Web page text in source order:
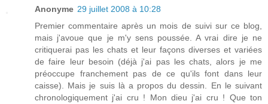
Anonyme 29 juillet 2008 à 10:28
Premier commentaire après un mois de suivi sur ce blog,
mais j'avoue que je m'y sens poussée. A vrai dire je ne
critiquerai pas les chats et leur façons diverses et variées
de faire leur besoin (déjà j'ai pas les chats, alors je me
préoccupe franchement pas de ce qu'ils font dans leur
caisse). Mais je suis là a propos du dessin. En le suivant
chronologiquement j'ai cru ! Mon dieu j'ai cru ! Que ton